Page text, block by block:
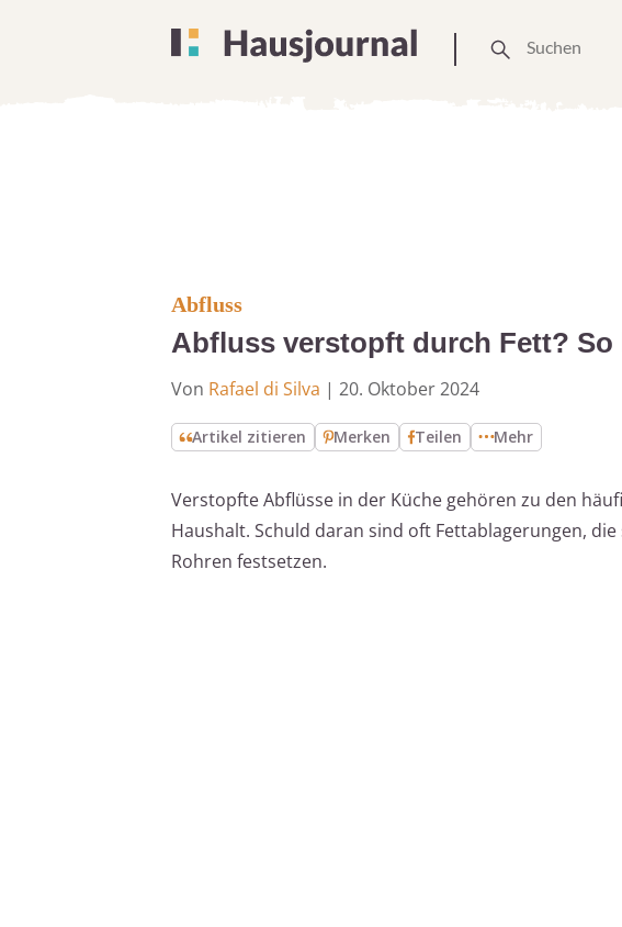
Abfluss
Abfluss verstopft durch Fett? So
Von Rafael di Silva | 20. Oktober 2024
Artikel zitieren Merken Teilen Mehr
Verstopfte Abflüsse in der Küche gehören zu den
Haushalt. Schuld daran sind oft Fettablagerungen,
Rohren festsetzen.